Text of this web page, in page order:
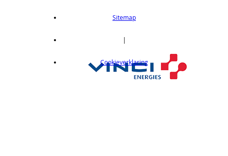
Sitemap
|
Cookieverklaring